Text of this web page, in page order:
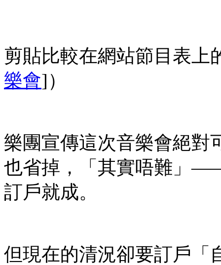
剪貼比較在網站節目表上
樂會]）
樂團宣傳這次音樂會絕對
也省掉，「其實唔難」
訂戶就成。
但現在的清況卻要訂戶「